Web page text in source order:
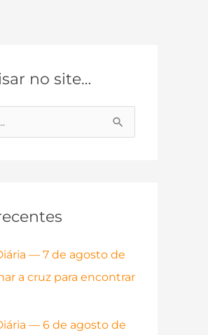
no site…
— 7 de agosto de
a cruz para encontrar
— 6 de agosto de